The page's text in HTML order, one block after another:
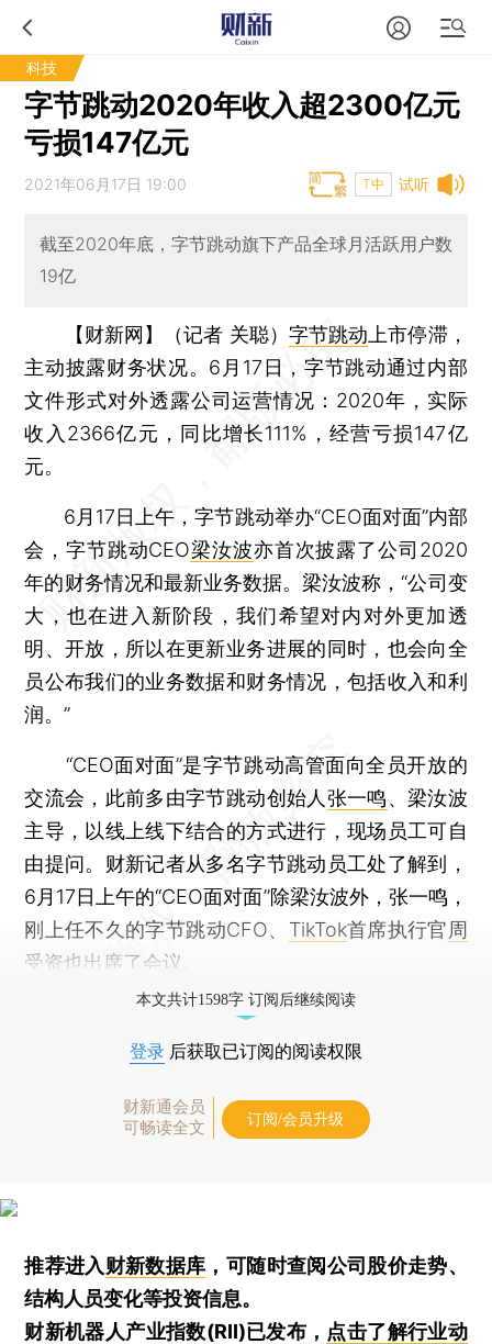
科技
字节跳动2020年收入超2300亿元
亏损147亿元
试听
2021年06月17日 19:00 T中
截至2020年底，字节跳动旗下产品全球月活跃用户数
19亿
【财新网】（记者 关聪） 字节跳动 上市停滞，
主动披露财务状况。6月17日，字节跳动通过内部
文件形式对外透露公司运营情况：2020年，实际
收入2366亿元，同比增长111%，经营亏损147亿
元。
6月17日上午，字节跳动举办“CEO面对面”内部
会，字节跳动CEO梁汝波亦首次披露了公司2020
年的财务情况和最新业务数据。梁汝波称，“公司变
大，也在进入新阶段，我们希望对内对外更加透
明、开放，所以在更新业务进展的同时，也会向全
员公布我们的业务数据和财务情况，包括收入和利
润。”
“CEO面对面”是字节跳动高管面向全员开放的
交流会，此前多由字节跳动创始人 张一鸣、梁汝波
主导，以线上线下结合的方式进行，现场员工可自
由提问。财新记者从多名字节跳动员工处了解到，
6月17日上午的“CEO面对面”除梁汝波外，张一鸣，
刚上任不久的字节跳动CFO、 TikTok首席执行官周
受资也出席了会议。
本文共计1598字 订阅后继续阅读
登录 后获取已订阅的阅读权限
财新通会员
可畅读全文
订阅/会员升级
推荐进入财新数据库 ，可随时查阅公司股价走势、
结构人员变化等投资信息。
财新机器人产业指数(RII)已发布， 点击了解行业动